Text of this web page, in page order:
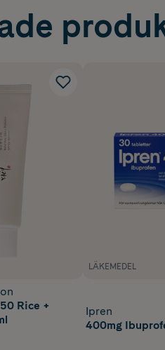
Rice +
LÄKEMEDEL
Ipren
400mg